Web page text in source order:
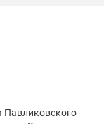
Павликовского